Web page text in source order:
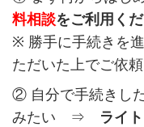
料相談をご利用くだ
※ 勝手に手続きを
ただいた上でご依頼
② 自分で手続きし
みたい ⇒
ライ